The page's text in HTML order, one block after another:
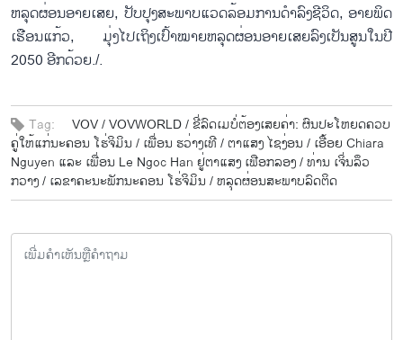
ຫລຸດ​ຜ່ອນ​ອາຍ​ເສຍ, ປັບ​ປຸງ​ສະ​ພາບ​ແວດ​ລ້ອມ​ການ​ດຳ​ລົງ​ຊີ​ວິດ, ອາຍ​ພິດ​
ເຮືອນ​ແກ້ວ, ມຸ່ງ​ໄປ​ເຖິງ​ເປົ້າ​ໝາຍ​ຫລຸດ​ຜ່ອນ​ອາ​ຍເສຍ​ລົງ​ເປັນ​ສູນ​ໃນ​ປີ
2050 ອີກ​ດ້ວຍ./.
Tag: VOV /VOVWORLD / ຂີ່ລົດ​ເມບໍ່​ຕ້ອງ​ເສຍ​ຄ່າ: ຜົນ​ປະ​ໂຫຍດ​ຄວບ​
ຄູ່​ໃຫ້​ແກ່​ນະ​ຄອນ ໂຮ່​ຈິ​ມິນ / ເພື່ອນ ຮວ່າງເ​ທີ /ຕາ​ແສງ ໄຊ​ງ່ອນ / ເອື້ອຍ Chiara
Nguyen ແລະ ເພື່ອນ Le Ngoc Han ຢູ່​ຕາ​ແສງ ເຟືອກ​ລອງ /ທ່ານ ເຈິ່ນ​ລຶວ
ກວາງ / ເລຂາ​ຄະ​ນະ​ພັກ​ນະ​ຄອນ ໂຮ່​ຈິ​ມິນ /ຫລຸດ​ຜ່ອນ​ສະ​ພາບ​ລົດ​ຕິດ